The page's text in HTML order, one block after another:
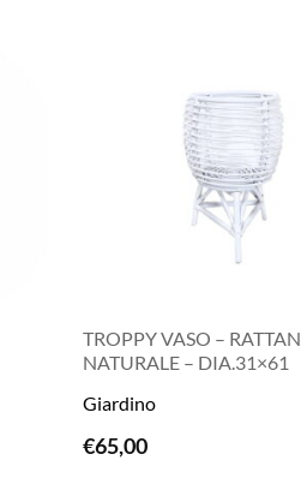
TROPPY VASO – RATTAN
NATURALE – DIA.31×61
Giardino
€65,00